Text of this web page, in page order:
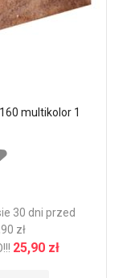
multikolor 1
30 dni przed
zł
25,90 zł